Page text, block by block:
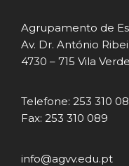
Agrupamento de
Av. Dr. António
4730 – 715 Vila Verde
Telefone: 253 310
Fax: 253 310 089
info@agvv.edu.pt